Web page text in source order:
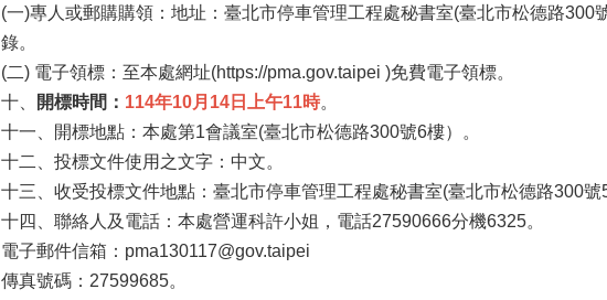
(一)專人或郵購購領：地址：臺北市停車管理工程處秘書室(臺北市松德路
錄。
(二) 電子領標：至本處網址(https://pma.gov.taipei )免費電子領標。
十、
開標時間： 114年10月14日上午11時。
十一、開標地點：本處第1會議室(臺北市松德路300號6樓）。
十二、投標文件使用之文字：中文。
十三、收受投標文件地點：臺北市停車管理工程處秘書室(臺北市松德路300號
十四、聯絡人及電話：本處營運科許小姐，電話27590666分機6325。
電子郵件信箱：pma130117@gov.taipei
傳真號碼：27599685。